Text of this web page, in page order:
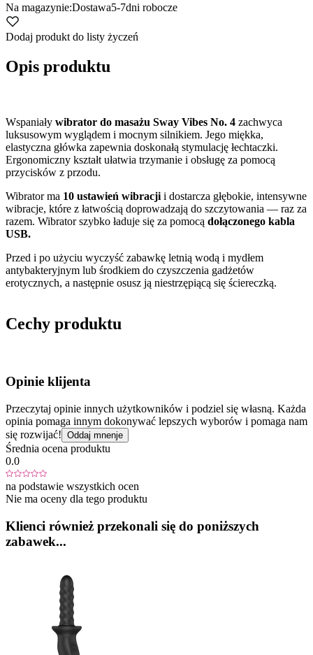
Na magazynie:Dostawa5-7dni robocze
Dodaj produkt do listy życzeń
Opis produktu
Wspaniały wibrator do masażu Sway Vibes No. 4 zachwyca
luksusowym wyglądem i mocnym silnikiem. Jego miękka,
elastyczna główka zapewnia doskonałą stymulację łechtaczki.
Ergonomiczny kształt ułatwia trzymanie i obsługę za pomocą
przycisków z przodu.
Wibrator ma 10 ustawień wibracji i dostarcza głębokie, intensywne
wibracje, które z łatwością doprowadzają do szczytowania — raz za
razem. Wibrator szybko ładuje się za pomocą dołączonego kabla
USB.
Przed i po użyciu wyczyść zabawkę letnią wodą i mydłem
antybakteryjnym lub środkiem do czyszczenia gadżetów
erotycznych, a następnie osusz ją niestrzępiącą się ściereczką.
Cechy produktu
Opinie klijenta
Przeczytaj opinie innych użytkowników i podziel się własną. Każda
opinia pomaga innym dokonywać lepszych wyborów i pomaga nam
się rozwijać! Oddaj mnenje
Średnia ocena produktu
0.0
na podstawie wszystkich ocen
Nie ma oceny dla tego produktu
Klienci również przekonali się do poniższych
zabawek...